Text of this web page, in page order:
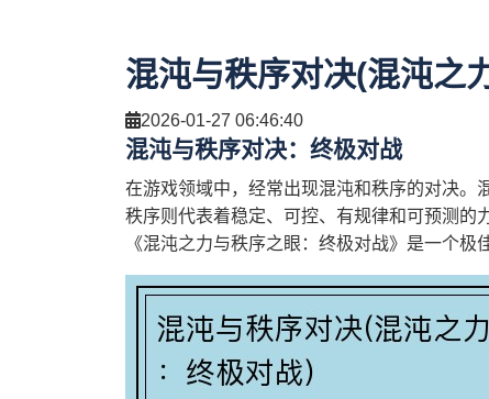
混沌与秩序对决(混沌之
2026-01-27 06:46:40
混沌与秩序对决：终极对战
在游戏领域中，经常出现混沌和秩序的对决。
秩序则代表着稳定、可控、有规律和可预测的
《混沌之力与秩序之眼：终极对战》是一个极